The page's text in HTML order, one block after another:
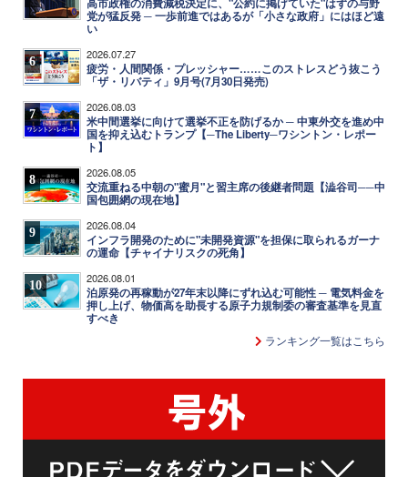
党が猛反発 ─ 一歩前進ではあるが「小さな政府」にはほど遠
い
6 2026.07.27
疲労・人間関係・プレッシャー……このストレスどう抜こう
「ザ・リバティ」9月号(7月30日発売)
7 2026.08.03
米中間選挙に向けて選挙不正を防げるか ─ 中東外交を進め中
国を抑え込むトランプ【─The Liberty─ワシントン・レポー
ト】
8 2026.08.05
交流重ねる中朝の"蜜月"と習主席の後継者問題【澁谷司──中
国包囲網の現在地】
9 2026.08.04
インフラ開発のために"未開発資源"を担保に取られるガーナ
の運命【チャイナリスクの死角】
10 2026.08.01
泊原発の再稼動が27年末以降にずれ込む可能性 ─ 電気料金を
押し上げ、物価高を助長する原子力規制委の審査基準を見直
すべき
ランキング一覧はこちら